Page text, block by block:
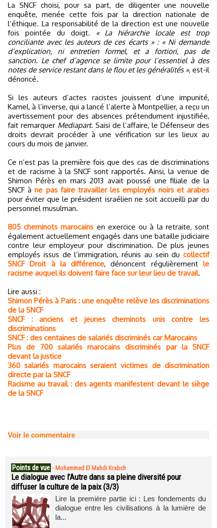
La SNCF choisi, pour sa part, de diligenter une nouvelle
enquête, menée cette fois par la direction nationale de
l’éthique. La responsabilité de la direction est une nouvelle
fois pointée du doigt.
« La hiérarchie locale est trop
conciliante avec les auteurs de ces écarts » : « Ni demande
d’explication, ni entretien formel, et a fortiori, pas de
sanction. Le chef d’agence se limite pour l’essentiel à des
notes de service restant dans le flou et les généralités », est-il
dénoncé.
Si les auteurs d’actes racistes jouissent d’une impunité,
Kamel, à l’inverse, qui a lancé l’alerte à Montpellier, a reçu un
avertissement pour des absences prétendument injustifiée,
fait remarquer Mediapart. Saisi de l’affaire, le Défenseur des
droits devrait procéder à une vérification sur les lieux au
cours du mois de janvier.
Ce n’est pas la première fois que des cas de discriminations
et de racisme à la SNCF sont rapportés. Ainsi, la venue de
Shimon Pérès en mars 2013 avait poussé une filiale de la
SNCF àne pas faire travailler les employés noirs et arabes
pour éviter que le président israélien ne soit accueilli par du
personnel musulman.
805 cheminots marocains en exercice ou à la retraite, sont
également actuellement engagés dans une bataille judiciaire
contre leur employeur pour discrimination. De plus jeunes
employés issus de l’immigration, réunis au sein du collectif
SNCF Droit à la différence, dénoncent régulièrementle
racisme auquel ils doivent faire face sur leur lieu de travail.
Lire aussi :
Shimon Pérès à Paris : une enquête relève les discriminations
de la SNCF
SNCF : anciens et jeunes cheminots unis contre les
discriminations
SNCF : des centaines de salariés discriminés car Marocains
Plus de 700 salariés marocains discriminés par la SNCF
devant la justice
360 salariés marocains seraient victimes de discrimination
directe par la SNCF
Racisme au travail : des agents manifestent devant le siège
de la SNCF
Voir le commentaire
Points de vue - Mohammed El Mahdi Krabch
Le dialogue avec l’Autre dans sa pleine diversité pour
diffuser la culture de la paix (3/3)
Lire la première partie ici : Les fondements du
dialogue entre les civilisations à la lumière de
la...